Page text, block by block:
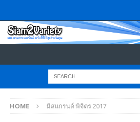
HOME มิสแกรนด์ พิจิตร 2017